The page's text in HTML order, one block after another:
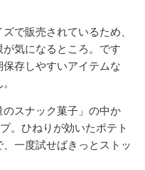
で販売されているため、
気になるところ。です
存しやすいアイテムな
スナック菓子」の中か
。ひねりが効いたポテト
一度試せばきっとストッ